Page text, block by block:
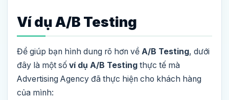
Ví dụ A/B Testing
Để giúp bạn hình dung rõ hơn về A/B Testing, dưới
đây là một số ví dụ A/B Testing thực tế mà
Advertising Agency đã thực hiện cho khách hàng
của mình: